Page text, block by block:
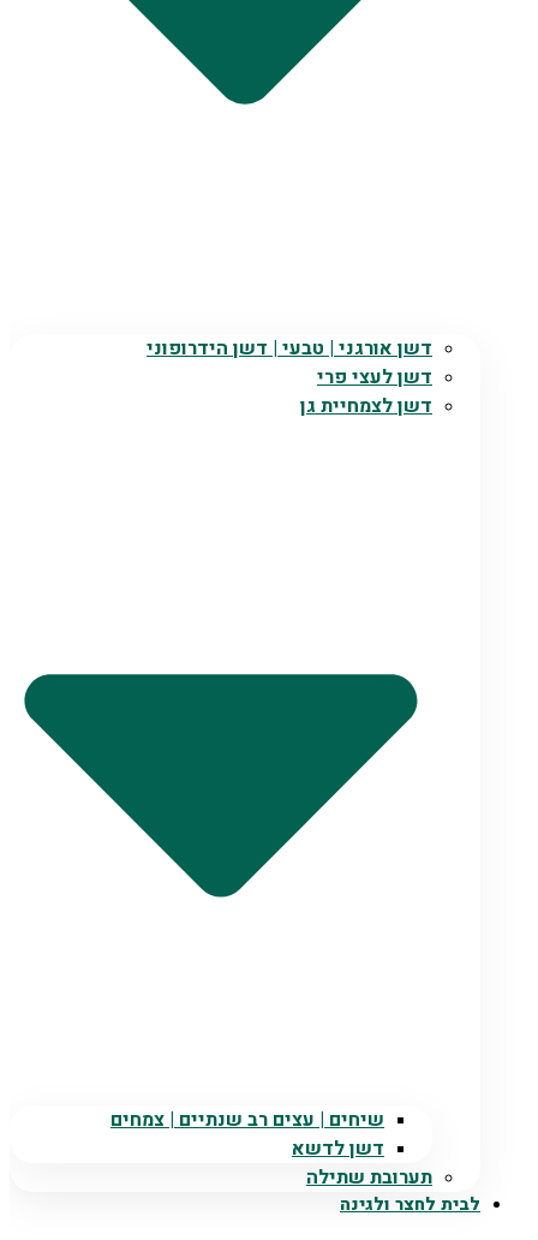
דשן אורגני | טבעי | דשן הידרופוני
דשן לעצי פרי
דשן לצמחיית גן
שיחים | עצים רב שנתיים | צמחים
דשן לדשא
תערובת שתילה
לבית לחצר ולגינה